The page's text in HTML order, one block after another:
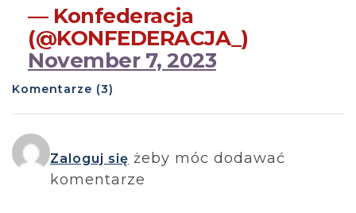
— Konfederacja
(@KONFEDERACJA_)
November 7, 2023
Komentarze (3)
Zaloguj się żeby móc dodawać
komentarze